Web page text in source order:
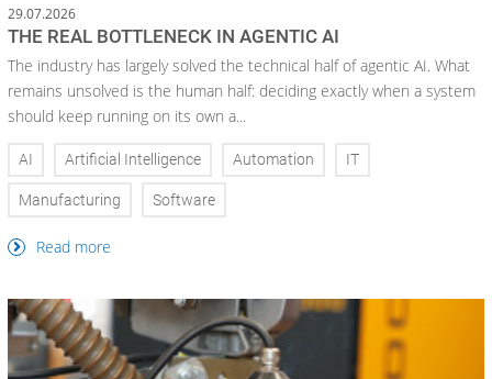
29.07.2026
THE REAL BOTTLENECK IN AGENTIC AI
The industry has largely solved the technical half of agentic AI. What
remains unsolved is the human half: deciding exactly when a system
should keep running on its own a...
AI Artificial Intelligence Automation IT
Manufacturing Software
Read more